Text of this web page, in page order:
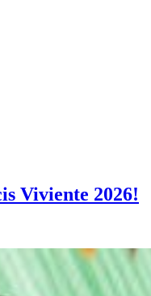
Viviente 2026!